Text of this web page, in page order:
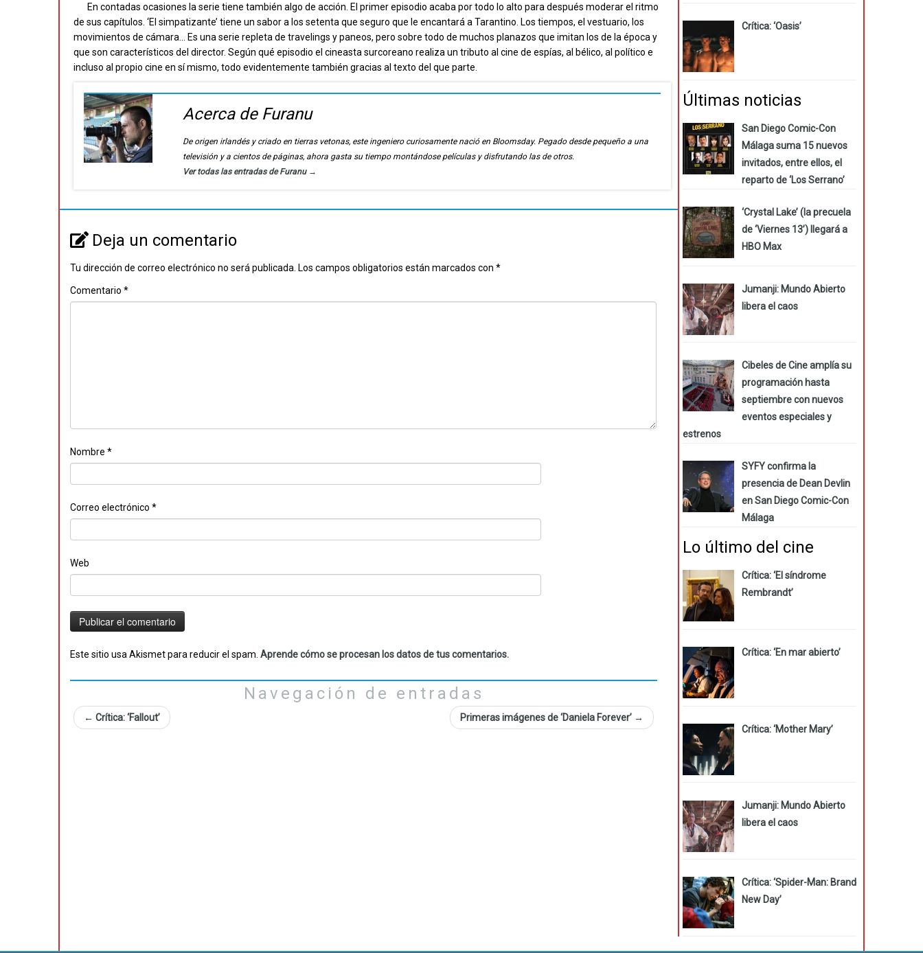
En contadas ocasiones la serie tiene también algo de acción. El primer episodio acaba por todo lo alto para después moderar el ritmo
de sus capítulos. ‘El simpatizante’ tiene un sabor a los setenta que seguro que le encantará a Tarantino. Los tiempos, el vestuario, los
movimientos de cámara… Es una serie repleta de travelings y paneos, pero sobre todo de muchos planazos que imitan los de la época y
que son característicos del director. Según qué episodio el cineasta surcoreano realiza un tributo al cine de espías, al bélico, al político e
incluso al propio cine en sí mismo, todo evidentemente también gracias al texto del que parte.
Acerca de Furanu
De origen irlandés y criado en tierras vetonas, este ingeniero curiosamente nació en Bloomsday. Pegado desde pequeño a una
televisión y a cientos de páginas, ahora gasta su tiempo montándose películas y disfrutando las de otros.
Ver todas las entradas de Furanu →
Deja un comentario
Tu dirección de correo electrónico no será publicada. Los campos obligatorios están marcados con *
Comentario *
Nombre *
Correo electrónico *
Web
Este sitio usa Akismet para reducir el spam. Aprende cómo se procesan los datos de tus comentarios.
Navegación de entradas
← Crítica: ‘Fallout’ Primeras imágenes de ‘Daniela Forever’ →
Crítica: ‘Oasis’
Últimas noticias
San Diego Comic-Con
Málaga suma 15 nuevos
invitados, entre ellos, el
reparto de ‘Los Serrano’
‘Crystal Lake’ (la precuela
de ‘Viernes 13’) llegará a
HBO Max
Jumanji: Mundo Abierto
libera el caos
Cibeles de Cine amplía su
programación hasta
septiembre con nuevos
eventos especiales y
estrenos
SYFY confirma la
presencia de Dean Devlin
en San Diego Comic-Con
Málaga
Lo último del cine
Crítica: ‘El síndrome
Rembrandt’
Crítica: ‘En mar abierto’
Crítica: ‘Mother Mary’
Jumanji: Mundo Abierto
libera el caos
Crítica: ‘Spider-Man: Brand
New Day’